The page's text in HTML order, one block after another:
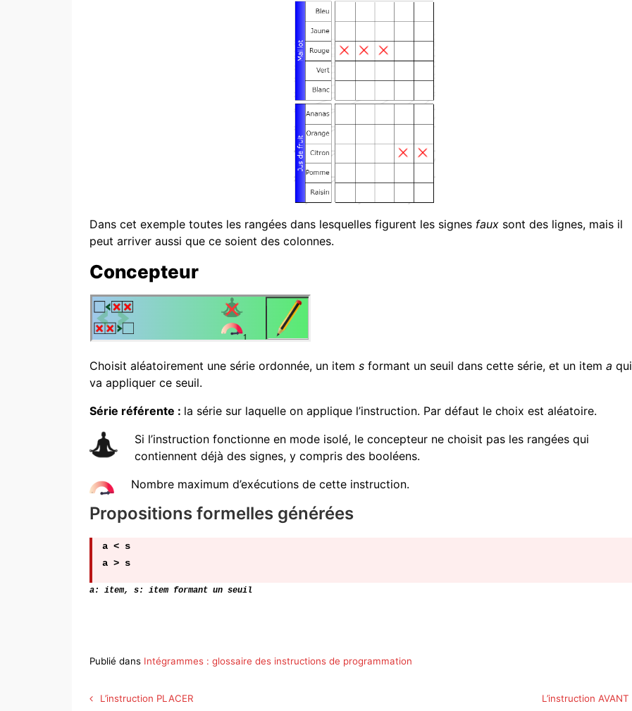
Dans cet exemple toutes les rangées dans lesquelles figurent les signes faux sont des lignes, mais il
peut arriver aussi que ce soient des colonnes.
Concepteur
Choisit aléatoirement une série ordonnée, un item s formant un seuil dans cette série, et un item a qui
va appliquer ce seuil.
Série référente : la série sur laquelle on applique l’instruction. Par défaut le choix est aléatoire.
Si l’instruction fonctionne en mode isolé, le concepteur ne choisit pas les rangées qui
contiennent déjà des signes, y compris des booléens.
Nombre maximum d’exécutions de cette instruction.
Propositions formelles générées
a < s
a > s
a: item, s: item formant un seuil
Publié dans Intégrammes : glossaire des instructions de programmation
Navigation
L’instruction PLACER L’instruction AVANT